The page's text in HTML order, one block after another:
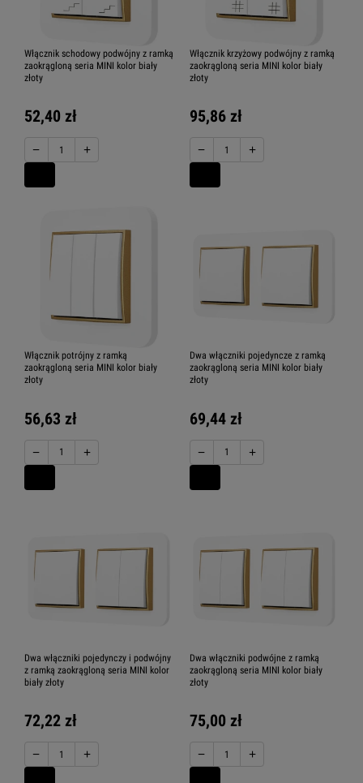
Włącznik schodowy podwójny z ramką
zaokrągloną seria MINI kolor biały
złoty
52,40 zł
− +
Włącznik krzyżowy podwójny z ramką
zaokrągloną seria MINI kolor biały
złoty
95,86 zł
− +
Włącznik potrójny z ramką
zaokrągloną seria MINI kolor biały
złoty
56,63 zł
− +
Dwa włączniki pojedyncze z ramką
zaokrągloną seria MINI kolor biały
złoty
69,44 zł
− +
Dwa włączniki pojedynczy i podwójny
z ramką zaokrągloną seria MINI kolor
biały złoty
72,22 zł
− +
Dwa włączniki podwójne z ramką
zaokrągloną seria MINI kolor biały
złoty
75,00 zł
− +